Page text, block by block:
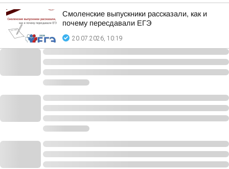
Смоленские выпускники рассказали, как и
почему пересдавали ЕГЭ
20.07.2026, 10:19